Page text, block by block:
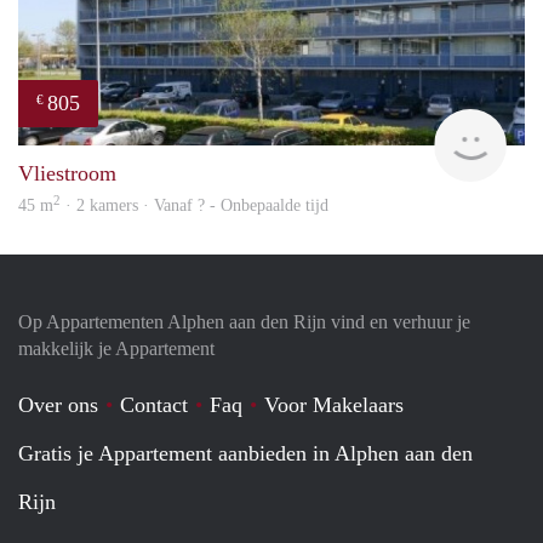
€ 805
Vliestroom
45 m2 · 2 kamers · Vanaf ? - Onbepaalde tijd
Op Appartementen Alphen aan den Rijn vind en verhuur je
makkelijk je Appartement
Over ons Contact Faq
Voor Makelaars
Gratis je Appartement aanbieden in Alphen aan den
Rijn